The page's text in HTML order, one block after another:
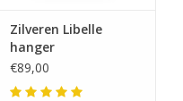
Zilveren Libelle
hanger
€89,00